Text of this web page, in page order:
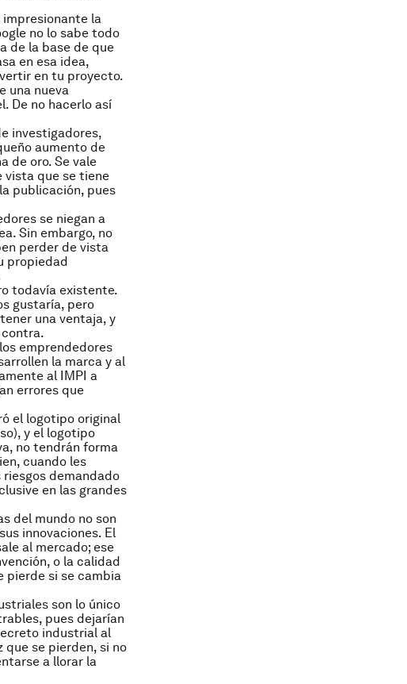
impresionante la
no lo sabe todo
de la base de que
en esa idea,
en tu proyecto.
una nueva
De no hacerlo así
investigadores,
aumento de
de oro. Se vale
vista que se tiene
publicación, pues
se niegan a
Sin embargo, no
perder de vista
propiedad
todavía existente.
gustaría, pero
una ventaja, y
emprendedores
la marca y al
al IMPI a
errores que
el logotipo original
y el logotipo
no tendrán forma
cuando les
demandado
en las grandes
del mundo no son
innovaciones. El
al mercado; ese
o la calidad
pierde si se cambia
son lo único
pues dejarían
industrial al
se pierden, si no
a llorar la